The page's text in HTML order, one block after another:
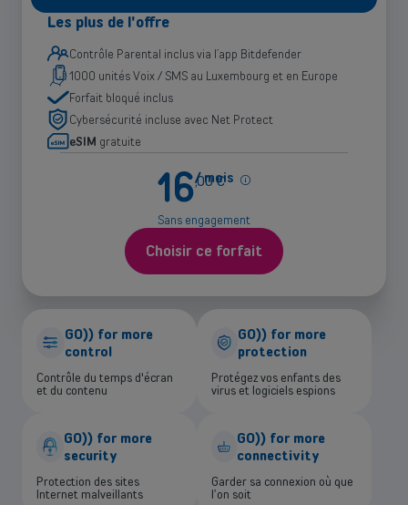
Les plus de l'offre
Contrôle Parental inclus via l’app Bitdefender
1000 unités Voix / SMS au Luxembourg et en Europe
Forfait bloqué inclus
Cybersécurité incluse avec Net Protect
eSIM gratuite
16,00€
/ mois
Plus
le
Sans engagement
Choisir ce forfait
GO)) for more
control
Contrôle du temps d'écran
et du contenu
GO)) for more
protection
Protégez vos enfants des
virus et logiciels espions
GO)) for more
security
Protection des sites
Internet malveillants
GO)) for more
connectivity
Garder sa connexion où que
l’on soit